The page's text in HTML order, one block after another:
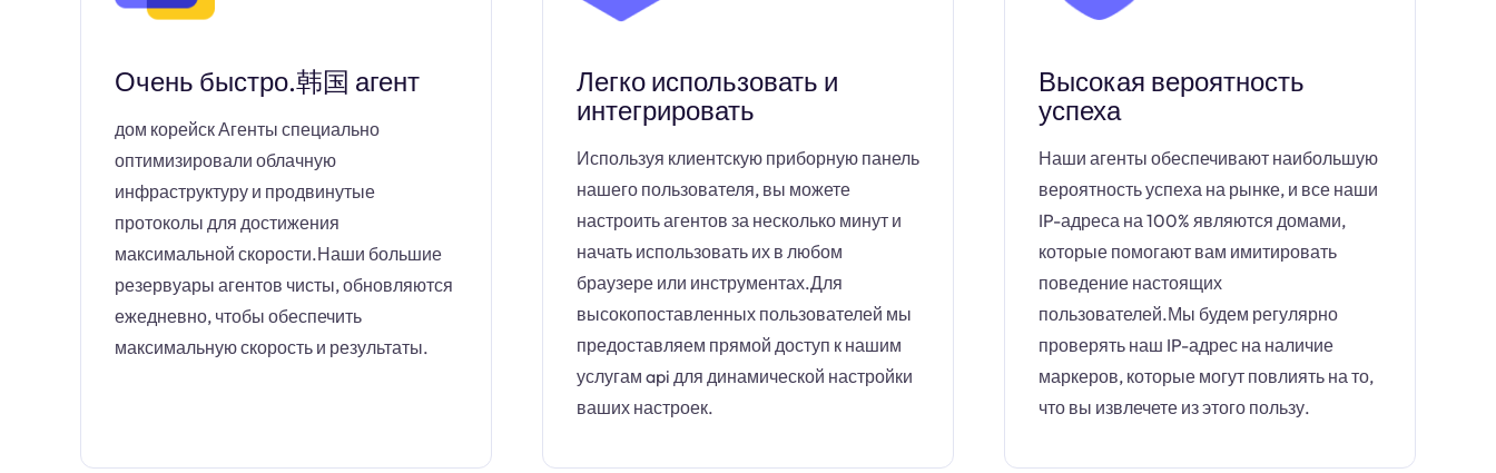
Очень быстро.韩国 агент
дом корейск Агенты специально
оптимизировали облачную
инфраструктуру и продвинутые
протоколы для достижения
максимальной скорости.Наши большие
резервуары агентов чисты, обновляются
ежедневно, чтобы обеспечить
максимальную скорость и результаты.
Легко использовать и
интегрировать
Используя клиентскую приборную панель
нашего пользователя, вы можете
настроить агентов за несколько минут и
начать использовать их в любом
браузере или инструментах.Для
высокопоставленных пользователей мы
предоставляем прямой доступ к нашим
услугам api для динамической настройки
ваших настроек.
Высокая вероятность
успеха
Наши агенты обеспечивают наибольшую
вероятность успеха на рынке, и все наши
IP-адреса на 100% являются домами,
которые помогают вам имитировать
поведение настоящих
пользователей.Мы будем регулярно
проверять наш IP-адрес на наличие
маркеров, которые могут повлиять на то,
что вы извлечете из этого пользу.